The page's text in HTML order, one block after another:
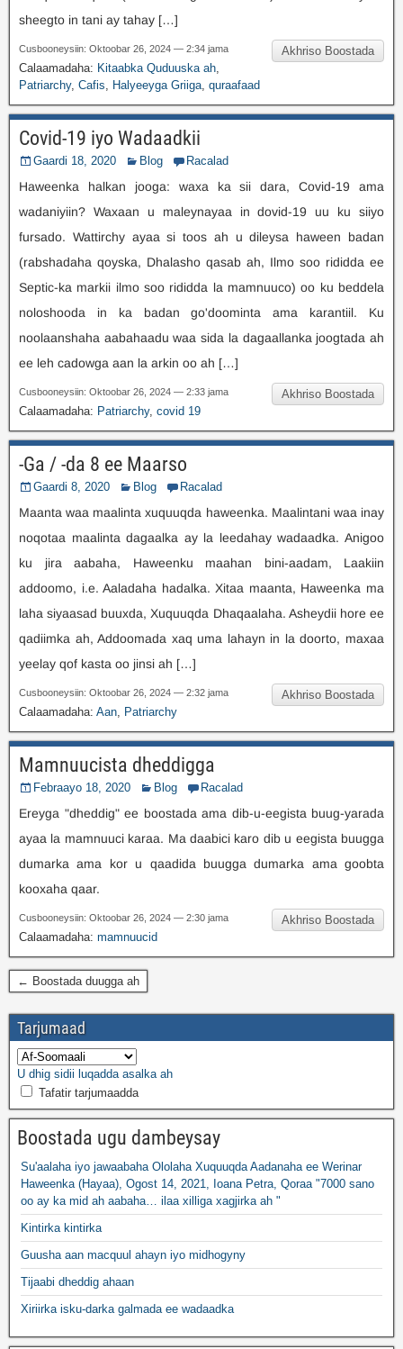
sheegto in tani ay tahay […]
Akhriso Boostada
Cusbooneysiin: Oktoobar 26, 2024 — 2:34 jama
Calaamadaha: Kitaabka Quduuska ah
Patriarchy, Cafis Halyeeyga Griiga quraafaad
Covid-19 iyo Wadaadkii
Gaardi 18, 2020 Blog Racalad
Haweenka halkan jooga: waxa ka sii dara, Covid-19 ama
wadaniyiin? Waxaan u maleynayaa in dovid-19 uu ku siiyo
fursado. Wattirchy ayaa si toos ah u dileysa haween badan
(rabshadaha qoyska, Dhalasho qasab ah, Ilmo soo rididda ee
Septic-ka markii ilmo soo rididda la mamnuuco) oo ku beddela
noloshooda in ka badan go'doominta ama karantiil. Ku
noolaanshaha aabahaadu waa sida la dagaallanka joogtada ah
ee leh cadowga aan la arkin oo ah […]
Akhriso Boostada
Cusbooneysiin: Oktoobar 26, 2024 — 2:33 jama
Calaamadaha: Patriarchy, covid 19
-Ga / -da 8 ee Maarso
Gaardi 8, 2020 Blog Racalad
Maanta waa maalinta xuquuqda haweenka. Maalintani waa inay
noqotaa maalinta dagaalka ay la leedahay wadaadka. Anigoo
ku jira aabaha, Haweenku maahan bini-aadam, Laakiin
addoomo, i.e. Aaladaha hadalka. Xitaa maanta, Haweenka ma
laha siyaasad buuxda, Xuquuqda Dhaqaalaha. Asheydii hore ee
qadiimka ah, Addoomada xaq uma lahayn in la doorto, maxaa
yeelay qof kasta oo jinsi ah […]
Akhriso Boostada
Cusbooneysiin: Oktoobar 26, 2024 — 2:32 jama
Calaamadaha: Aan Patriarchy
Mamnuucista dheddigga
Febraayo 18, 2020 Blog Racalad
Ereyga "dheddig" ee boostada ama dib-u-eegista buug-yarada
ayaa la mamnuuci karaa. Ma daabici karo dib u eegista buugga
dumarka ama kor u qaadida buugga dumarka ama goobta
kooxaha qaar.
Akhriso Boostada
Cusbooneysiin: Oktoobar 26, 2024 — 2:30 jama
Calaamadaha: mamnuucid
← Boostada duugga ah
Tarjumaad
U dhig sidii luqadda asalka ah
Tafatir tarjumaadda
Boostada ugu dambeysay
Su'aalaha iyo jawaabaha Ololaha Xuquuqda Aadanaha ee Werinar
Haweenka (Hayaa), Ogost 14, 2021, Ioana Petra, Qoraa "7000 sano
oo ay ka mid ah aabaha… ilaa xilliga xagjirka ah "
Kintirka kintirka
Guusha aan macquul ahayn iyo midhogyny
Tijaabi dheddig ahaan
Xiriirka isku-darka galmada ee wadaadka